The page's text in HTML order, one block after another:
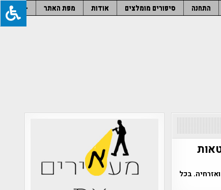
התחנה סיפורים מומלצים אודות מפת האתר –
בכל